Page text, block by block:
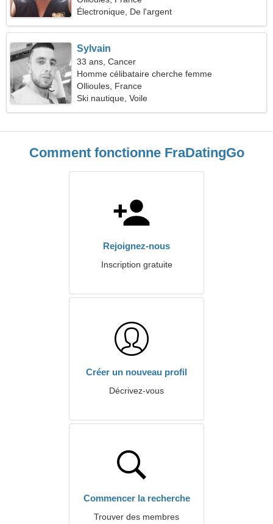
Électronique, De l'argent
Sylvain
33 ans, Cancer
Homme célibataire cherche femme
Ollioules, France
Ski nautique, Voile
Comment fonctionne FraDatingGo
Rejoignez-nous
Inscription gratuite
Créer un nouveau profil
Décrivez-vous
Commencer la recherche
Trouver des membres